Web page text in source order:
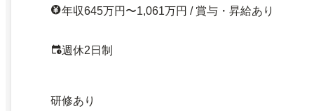
年収645万円〜1,061万円 / 賞与・昇給あり
週休2日制
研修あり